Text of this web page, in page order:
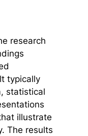
research
typically
statistical
illustrate
The results